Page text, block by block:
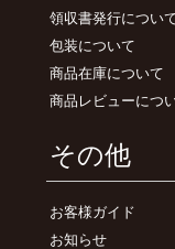
領収書発行につい
包装について
商品在庫について
商品レビューにつ
その他
お客様ガイド
お知らせ